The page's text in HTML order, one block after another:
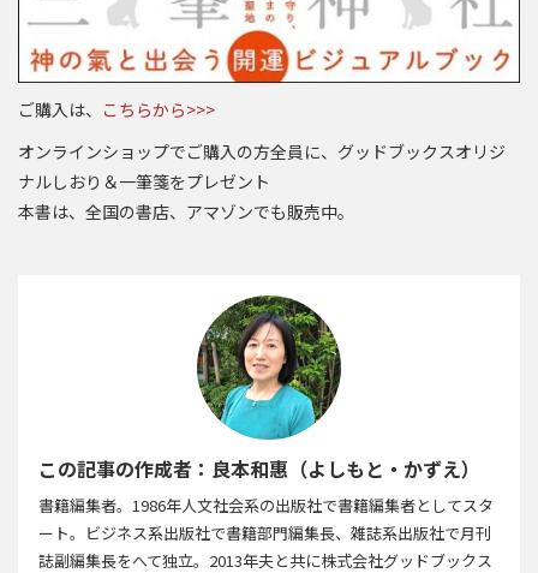
ご購入は、 こちらから>>>
オンラインショップでご購入の方全員に、グッドブックスオリジ
ナルしおり＆一筆箋をプレゼント
本書は、全国の書店、アマゾンでも販売中。
この記事の作成者：良本和惠（よしもと・かずえ）
書籍編集者。1986年人文社会系の出版社で書籍編集者としてスタ
ート。ビジネス系出版社で書籍部門編集長、雑誌系出版社で月刊
誌副編集長をへて独立。2013年夫と共に株式会社グッドブックス